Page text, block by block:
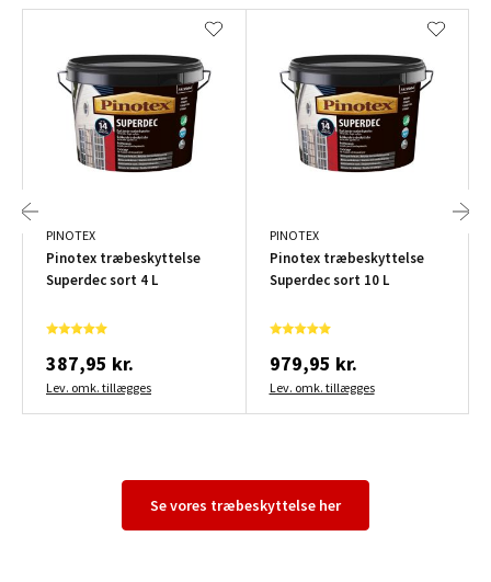
PINOTEX
Pinotex træbeskyttelse
Superdec sort 4 L
387,95 kr.
Lev. omk. tillægges
PINOTEX
Pinotex træbeskyttelse
Superdec sort 10 L
979,95 kr.
Lev. omk. tillægges
Se vores træbeskyttelse her